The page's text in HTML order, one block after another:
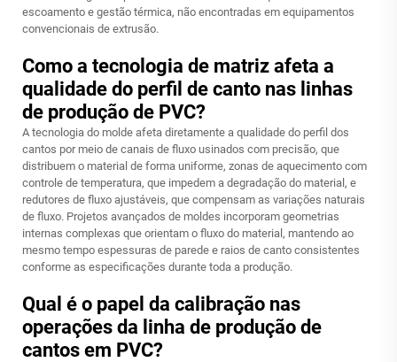
escoamento e gestão térmica, não encontradas em equipamentos
convencionais de extrusão.
Como a tecnologia de matriz afeta a
qualidade do perfil de canto nas linhas
de produção de PVC?
A tecnologia do molde afeta diretamente a qualidade do perfil dos
cantos por meio de canais de fluxo usinados com precisão, que
distribuem o material de forma uniforme, zonas de aquecimento com
controle de temperatura, que impedem a degradação do material, e
redutores de fluxo ajustáveis, que compensam as variações naturais
de fluxo. Projetos avançados de moldes incorporam geometrias
internas complexas que orientam o fluxo do material, mantendo ao
mesmo tempo espessuras de parede e raios de canto consistentes
conforme as especificações durante toda a produção.
Qual é o papel da calibração nas
operações da linha de produção de
cantos em PVC?